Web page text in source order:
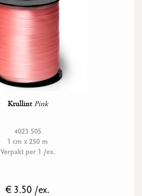
Krullint Pink
4023 505
1 cm x 250 m
Verpakt per 1 /ex.
€ 3.50 /ex.